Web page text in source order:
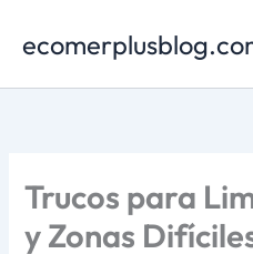
Trucos para
y Zonas